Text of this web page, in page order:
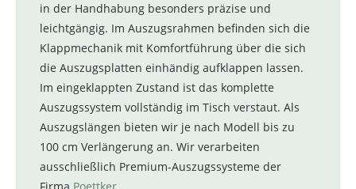
in der Handhabung besonders präzise und
leichtgängig. Im Auszugsrahmen befinden sich die
Klappmechanik mit Komfortführung über die sich
die Auszugsplatten einhändig aufklappen lassen.
Im eingeklappten Zustand ist das komplette
Auszugssystem vollständig im Tisch verstaut. Als
Auszugslängen bieten wir je nach Modell bis zu
100 cm Verlängerung an. Wir verarbeiten
ausschließlich Premium-Auszugssysteme der